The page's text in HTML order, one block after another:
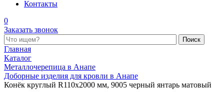
Контакты
0
Заказать звонок
Поиск по каталогу
Главная
Каталог
Металлочерепица в Анапе
Доборные изделия для кровли в Анапе
Конёк круглый R110x2000 мм, 9005 черный янтарь матовый